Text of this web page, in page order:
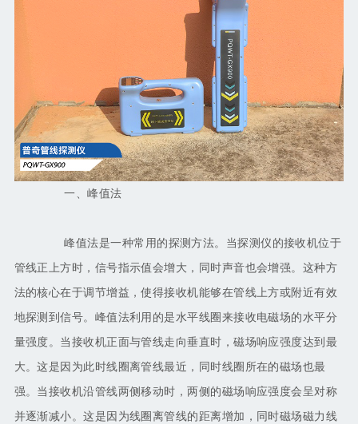
一、峰值法
峰值法是一种常用的探测方法。当探测仪的接收机位于
管线正上方时，信号指示值会增大，同时声音也会增强。这种方
法的核心在于调节增益，使得接收机能够在管线上方或附近有效
地探测到信号。峰值法利用的是水平线圈来接收电磁场的水平分
量强度。当接收机正面与管线走向垂直时，磁场响应强度达到最
大。这是因为此时线圈离管线最近，同时线圈所在的磁场也最
强。当接收机沿管线两侧移动时，两侧的磁场响应强度会呈对称
并逐渐减小。这是因为线圈离管线的距离增加，同时磁场磁力线